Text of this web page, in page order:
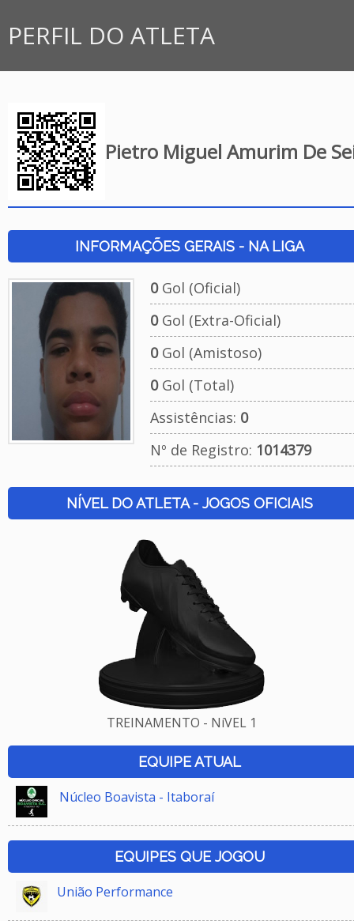
PERFIL DO ATLETA
Pietro Miguel Amurim De
INFORMAÇÕES GERAIS - NA LIGA
0Gol (Oficial)
0Gol (Extra-Oficial)
0Gol (Amistoso)
0Gol (Total)
Assistências: 0
Nº de Registro: 1014379
NÍVEL DO ATLETA - JOGOS OFICIAIS
TREINAMENTO - NíVEL 1
EQUIPE ATUAL
Núcleo Boavista - Itaboraí
EQUIPES QUE JOGOU
União Performance